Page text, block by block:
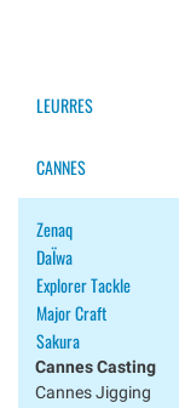
LEURRES
CANNES
Zenaq
DaÏwa
Explorer Tackle
Major Craft
Sakura
Cannes Casting
Cannes Jigging